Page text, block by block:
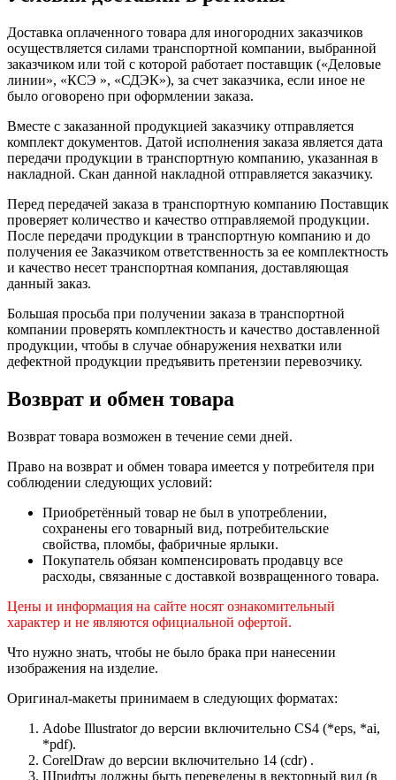
Доставка оплаченного товара для иногородних заказчиков
осуществляется силами транспортной компании, выбранной
заказчиком или той с которой работает поставщик («Деловые
линии», «КСЭ », «СДЭК»), за счет заказчика, если иное не
было оговорено при оформлении заказа.
Вместе с заказанной продукцией заказчику отправляется
комплект документов. Датой исполнения заказа является дата
передачи продукции в транспортную компанию, указанная в
накладной. Скан данной накладной отправляется заказчику.
Перед передачей заказа в транспортную компанию Поставщик
проверяет количество и качество отправляемой продукции.
После передачи продукции в транспортную компанию и до
получения ее Заказчиком ответственность за ее комплектность
и качество несет транспортная компания, доставляющая
данный заказ.
Большая просьба при получении заказа в транспортной
компании проверять комплектность и качество доставленной
продукции, чтобы в случае обнаружения нехватки или
дефектной продукции предъявить претензии перевозчику.
Возврат и обмен товара
Возврат товара возможен в течение семи дней.
Право на возврат и обмен товара имеется у потребителя при
соблюдении следующих условий:
Приобретённый товар не был в употреблении,
сохранены его товарный вид, потребительские
свойства, пломбы, фабричные ярлыки.
Покупатель обязан компенсировать продавцу все
расходы, связанные с доставкой возвращенного товара.
Цены и информация на сайте носят ознакомительный
характер и не являются официальной офертой.
Что нужно знать, чтобы не было брака при нанесении
изображения на изделие.
Оригинал-макеты принимаем в следующих форматах:
Adobe Illustrator до версии включительно CS4 (*eps, *ai,
*pdf).
CorelDraw до версии включительно 14 (cdr) .
Шрифты должны быть переведены в векторный вид (в